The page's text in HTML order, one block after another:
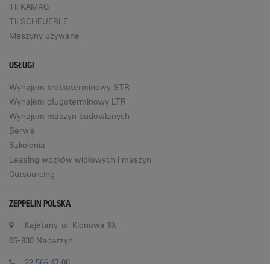
TII KAMAG
TII SCHEUERLE
Maszyny używane
USŁUGI
Wynajem krótkoterminowy STR
Wynajem długoterminowy LTR
Wynajem maszyn budowlanych
Serwis
Szkolenia
Leasing wózków widłowych i maszyn
Outsourcing
ZEPPELIN POLSKA
Kajetany, ul. Klonowa 10,
05-830 Nadarzyn